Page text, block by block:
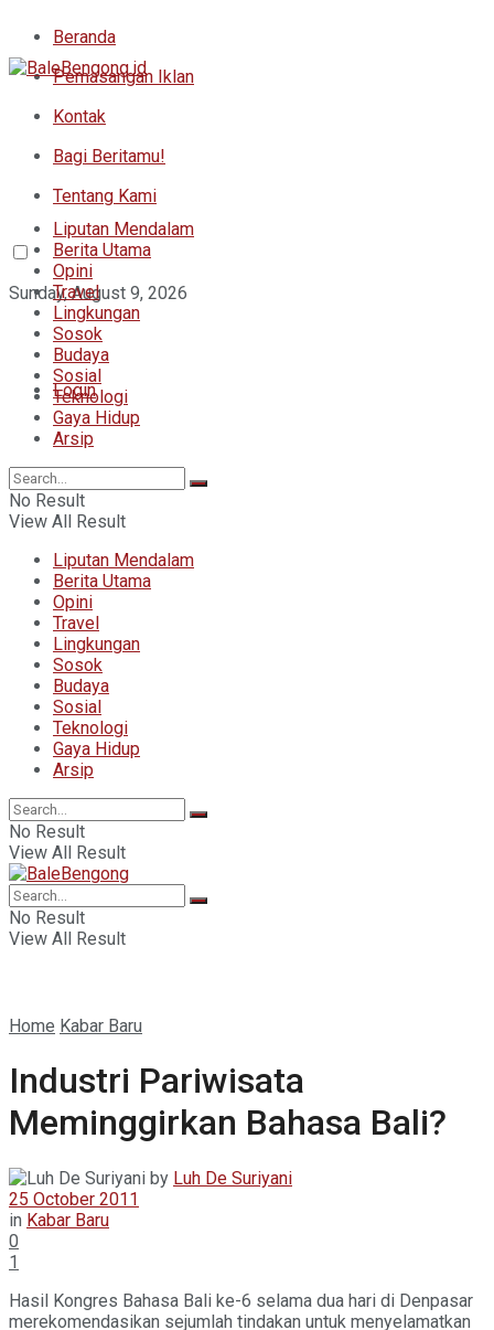
Beranda
Pemasangan Iklan
Kontak
Bagi Beritamu!
Tentang Kami
Sunday, August 9, 2026
Login
Liputan Mendalam
Berita Utama
Opini
Travel
Lingkungan
Sosok
Budaya
Sosial
Teknologi
Gaya Hidup
Arsip
No Result
View All Result
Liputan Mendalam
Berita Utama
Opini
Travel
Lingkungan
Sosok
Budaya
Sosial
Teknologi
Gaya Hidup
Arsip
No Result
View All Result
No Result
View All Result
Home Kabar Baru
Industri Pariwisata
Meminggirkan Bahasa Bali?
by Luh De Suriyani
25 October 2011
in Kabar Baru
0
1
Hasil Kongres Bahasa Bali ke-6 selama dua hari di Denpasar
merekomendasikan sejumlah tindakan untuk menyelamatkan